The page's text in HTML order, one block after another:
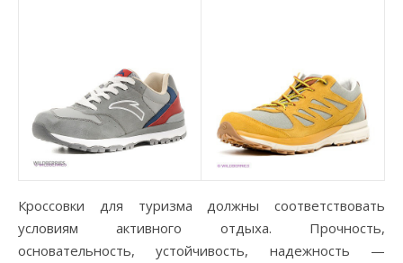
Кроссовки для туризма должны соответствовать
условиям активного отдыха. Прочность,
основательность, устойчивость, надежность —